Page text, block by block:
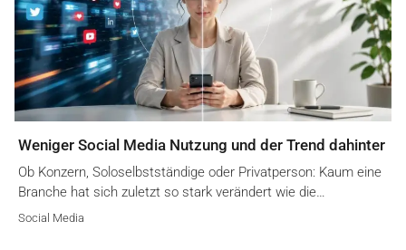
Weniger Social Media Nutzung und der Trend dahinter
Ob Konzern, Soloselbstständige oder Privatperson: Kaum eine
Branche hat sich zuletzt so stark verändert wie die…
Social Media